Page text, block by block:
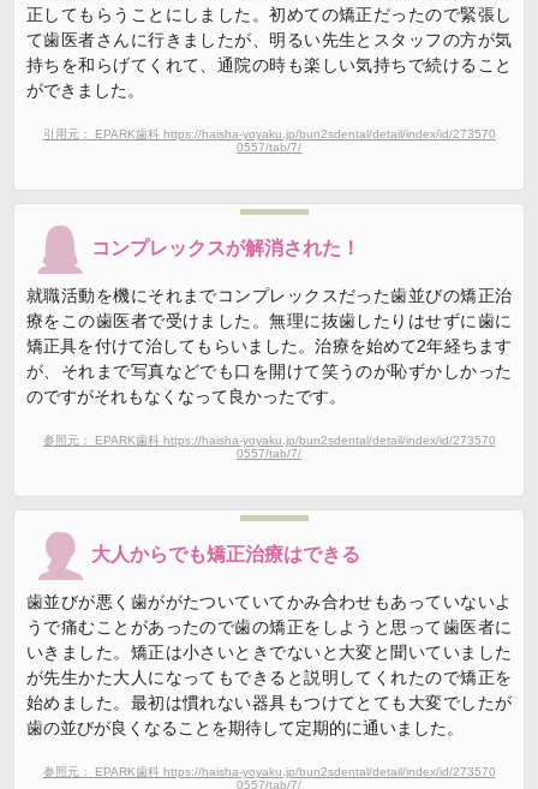
正してもらうことにしました。初めての矯正だったので緊張し
て歯医者さんに行きましたが、明るい先生とスタッフの方が気
持ちを和らげてくれて、通院の時も楽しい気持ちで続けること
ができました。
引用元： EPARK歯科 https://haisha-yoyaku.jp/bun2sdental/detail/index/id/273570
0557/tab/7/
コンプレックスが解消された！
就職活動を機にそれまでコンプレックスだった歯並びの矯正治
療をこの歯医者で受けました。無理に抜歯したりはせずに歯に
矯正具を付けて治してもらいました。治療を始めて2年経ちます
が、それまで写真などでも口を開けて笑うのが恥ずかしかった
のですがそれもなくなって良かったです。
参照元： EPARK歯科 https://haisha-yoyaku.jp/bun2sdental/detail/index/id/273570
0557/tab/7/
大人からでも矯正治療はできる
歯並びが悪く歯ががたついていてかみ合わせもあっていないよ
うで痛むことがあったので歯の矯正をしようと思って歯医者に
いきました。矯正は小さいときでないと大変と聞いていました
が先生かた大人になってもできると説明してくれたので矯正を
始めました。最初は慣れない器具もつけてとても大変でしたが
歯の並びが良くなることを期待して定期的に通いました。
参照元： EPARK歯科 https://haisha-yoyaku.jp/bun2sdental/detail/index/id/273570
0557/tab/7/